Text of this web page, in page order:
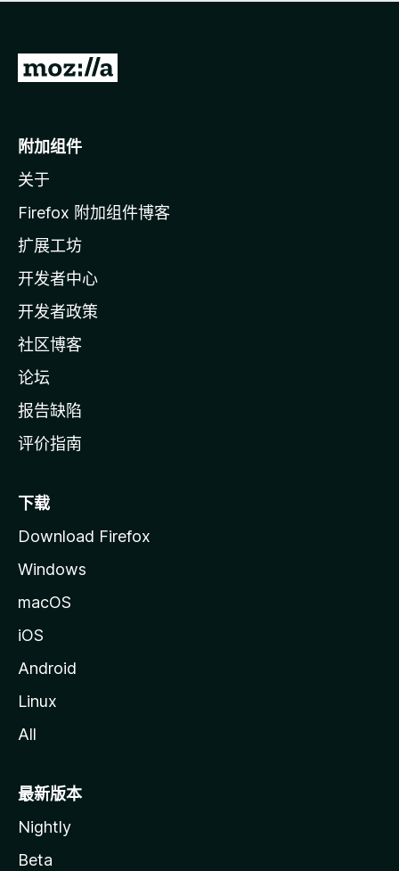
无
转
o
i
l
a
主
页
附加组件
关于
Firefox 附加组件博客
扩展工坊
开发者中心
开发者政策
社区博客
论坛
报告缺陷
评价指南
下载
Download Firefox
Windows
macOS
iOS
Android
Linux
All
最新版本
Nightly
Beta